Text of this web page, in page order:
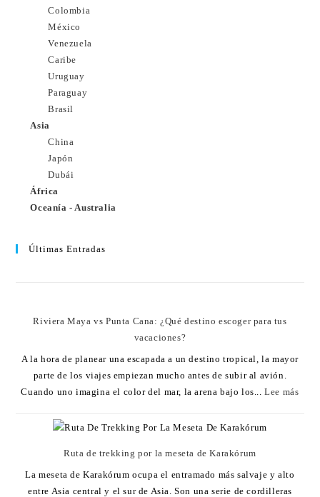
Colombia
México
Venezuela
Caribe
Uruguay
Paraguay
Brasil
Asia
China
Japón
Dubái
África
Oceanía - Australia
Últimas Entradas
Riviera Maya vs Punta Cana: ¿Qué destino escoger para tus
vacaciones?
A la hora de planear una escapada a un destino tropical, la mayor
parte de los viajes empiezan mucho antes de subir al avión.
Cuando uno imagina el color del mar, la arena bajo los...Lee más
Ruta de trekking por la meseta de Karakórum
La meseta de Karakórum ocupa el entramado más salvaje y alto
entre Asia central y el sur de Asia. Son una serie de cordilleras